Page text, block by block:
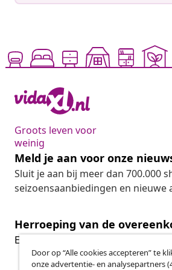
Groots leven voor
weinig
Meld je aan voor onze
Sluit je aan bij meer dan 700.000
seizoensaanbiedingen en nieuwe
Herroeping van de
Een annulering voor je bestelling
Door op “Alle cookies accepteren” te
onze advertentie- en analysepartners